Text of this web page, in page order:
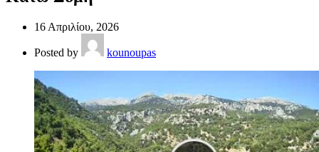
16 Απριλίου, 2026
Posted by kounoupas